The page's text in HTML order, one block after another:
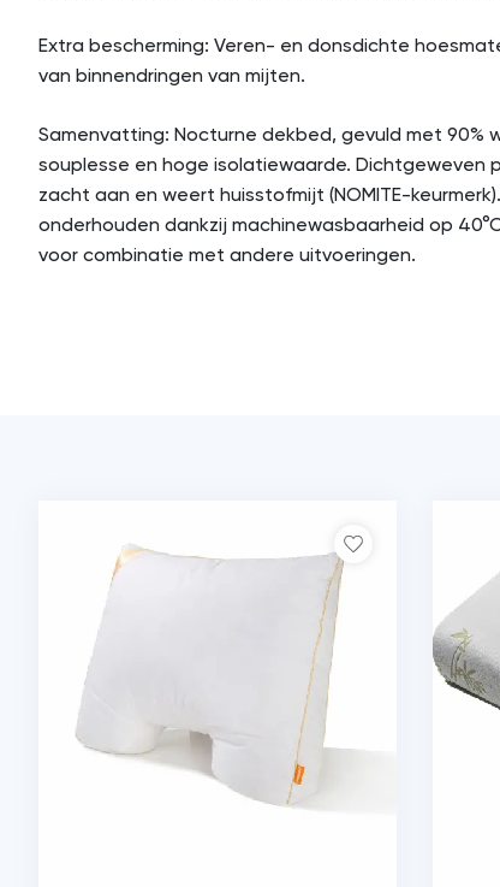
Extra bescherming: Veren- en donsdichte
van binnendringen van mijten.
Samenvatting: Nocturne dekbed, gevuld met 90%
souplesse en hoge isolatiewaarde. Dichtgeweven
zacht aan en weert huisstofmijt (NOMITE-
onderhouden dankzij machinewasbaarheid op
voor combinatie met andere uitvoeringen.